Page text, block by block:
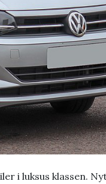
i luksus klassen.